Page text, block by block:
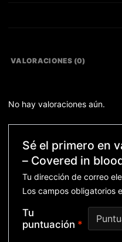
VALORACIONES (0)
No hay valoraciones aún.
Sé el primero en
– Covered in
Tu dirección de correo
Los campos obligatorios
Tu
puntuación *